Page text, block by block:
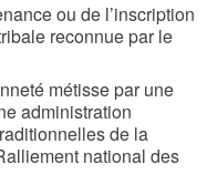
ou de l’inscription
reconnue par le
métisse par une
administration
de la
national des